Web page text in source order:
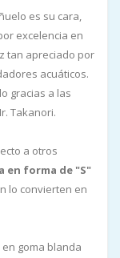
es su cara,
excelencia en
tan apreciado por
acuáticos.
gracias a las
Takanori.
a otros
en forma de "S"
lo convierten en
goma blanda